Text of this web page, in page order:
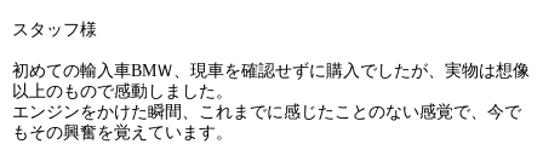
スタッフ様
初めての輸入車BMＷ、現車を確認せずに購入でしたが、実物は想像
以上のもので感動しました。
エンジンをかけた瞬間、これまでに感じたことのない感覚で、今で
もその興奮を覚えています。